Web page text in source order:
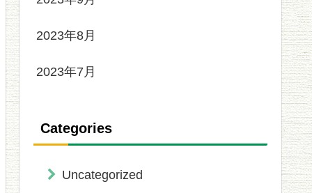
2023年8月
2023年7月
Categories
Uncategorized